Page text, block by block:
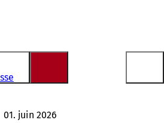
01. juin 2026